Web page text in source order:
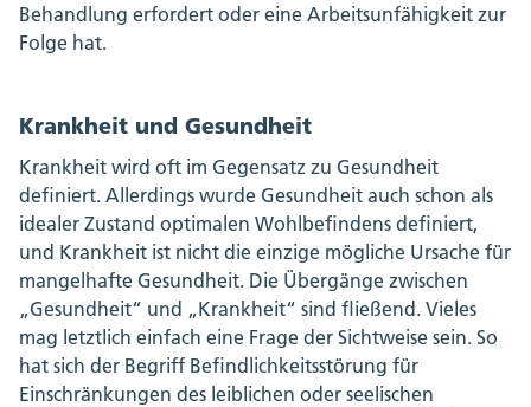
Behandlung erfordert oder eine Arbeitsunfähigkeit zur
Folge hat.
Krankheit und Gesundheit
Krankheit wird oft im Gegensatz zu Gesundheit
definiert. Allerdings wurde Gesundheit auch schon als
idealer Zustand optimalen Wohlbefindens definiert,
und Krankheit ist nicht die einzige mögliche Ursache für
mangelhafte Gesundheit. Die Übergänge zwischen
„Gesundheit“ und „Krankheit“ sind fließend. Vieles
mag letztlich einfach eine Frage der Sichtweise sein. So
hat sich der Begriff Befindlichkeitsstörung für
Einschränkungen des leiblichen oder seelischen